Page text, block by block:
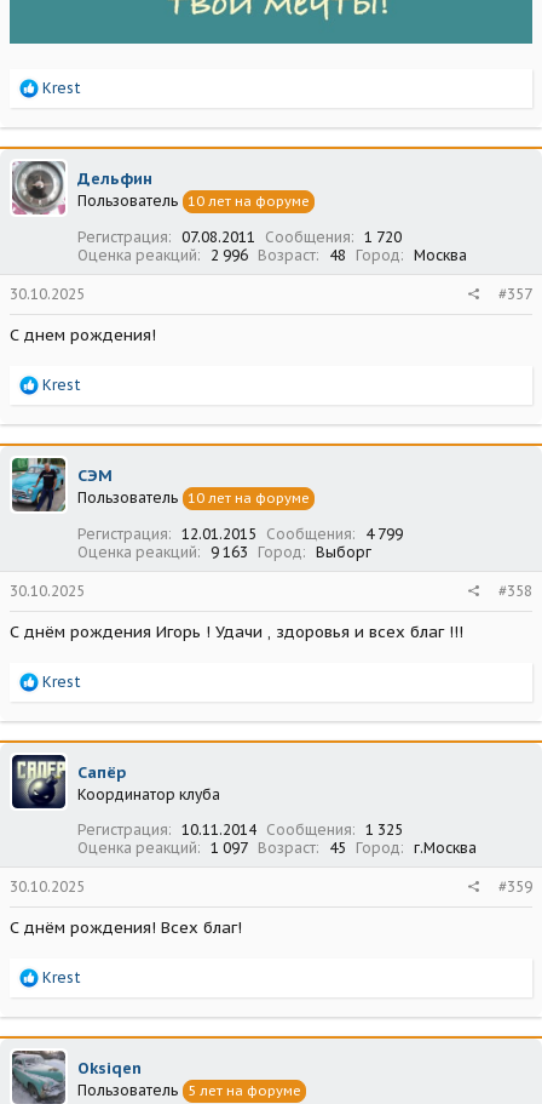
Р
а
к
ц
и
и
Krest
Дельфин
Пользователь 10 лет на форуме
Регистрация 07.08.2011 Сообщения
1 720
Оценка реакций
2 996 Возраст 48 Город Москва
30.10.2025 #357
С днем рождения!
Р
а
к
ц
и
и
Krest
СЭМ
Пользователь 10 лет на форуме
Регистрация 12.01.2015 Сообщения
4 799
Оценка реакций
9 163 Город Выборг
30.10.2025 #358
С днём рождения Игорь ! Удачи , здоровья и всех благ !!!
Р
а
к
ц
и
и
Krest
Сапёр
Координатор клуба
Регистрация
10.11.2014 Сообщения
1 325
Оценка реакций
1 097 Возраст 45 Город г.Москва
30.10.2025 #359
С днём рождения! Всех благ!
Р
а
к
ц
и
и
Krest
Oksiqen
Пользователь 5 лет на форуме